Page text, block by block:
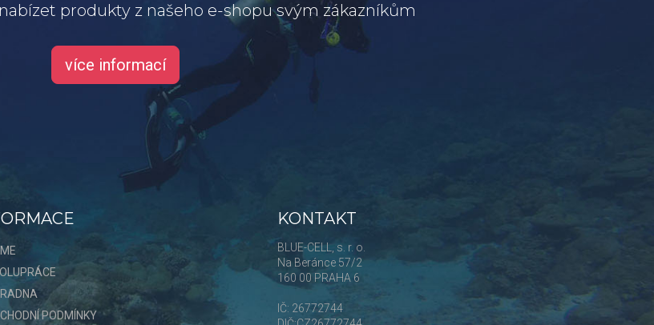
produkty z našeho e-shopu svým zákazníkům
více informací
PODMÍNKY
KONTAKT
BLUE-CELL, s. r. o.
Na Beránce 57/2
160 00 PRAHA 6
IČ: 26772744